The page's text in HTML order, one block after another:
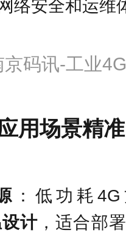
络安全和运维
京码讯-工业
用场景精
：低功耗
设计 ，适合部